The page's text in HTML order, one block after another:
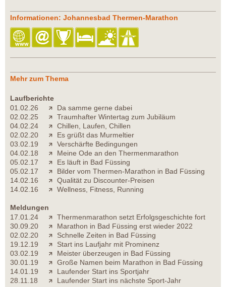
Informationen: Johannesbad Thermen-Marathon
Mehr zum Thema
Laufberichte
01.02.26
Da samme gerne dabei
02.02.25
Traumhafter Wintertag zum Jubiläum
04.02.24
Chillen, Laufen, Chillen
02.02.20
Es grüßt das Murmeltier
03.02.19
Verschärfte Bedingungen
04.02.18
Meine Ode an den Thermenmarathon
05.02.17
Es läuft in Bad Füssing
05.02.17
Bilder vom Thermen-Marathon in Bad Füssing
14.02.16
Qualität zu Discounter-Preisen
14.02.16
Wellness, Fitness, Running
Meldungen
17.01.24
Thermenmarathon setzt Erfolgsgeschichte fort
30.09.20
Marathon in Bad Füssing erst wieder 2022
02.02.20
Schnelle Zeiten in Bad Füssing
19.12.19
Start ins Laufjahr mit Prominenz
03.02.19
Meister überzeugen in Bad Füssing
30.01.19
Große Namen beim Marathon in Bad Füssing
14.01.19
Laufender Start ins Sportjahr
28.11.18
Laufender Start ins nächste Sport-Jahr